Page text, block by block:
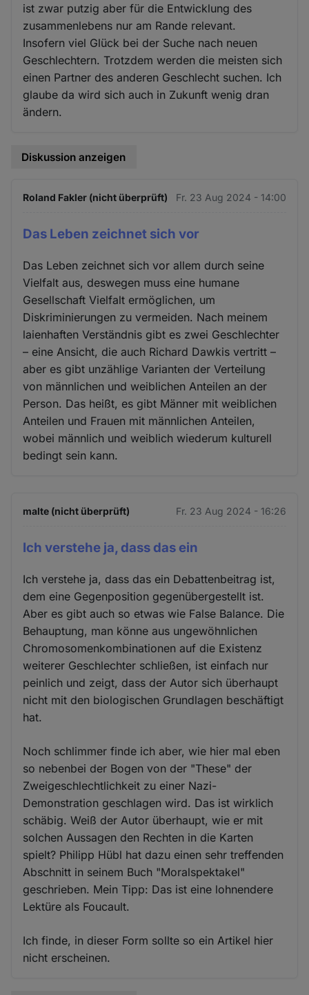
ist zwar putzig aber für die Entwicklung des
zusammenlebens nur am Rande relevant.
Insofern viel Glück bei der Suche nach neuen
Geschlechtern. Trotzdem werden die meisten sich
einen Partner des anderen Geschlecht suchen. Ich
glaube da wird sich auch in Zukunft wenig dran
ändern.
Diskussion anzeigen
Roland Fakler (nicht überprüft) Fr. 23 Aug 2024 - 14:00
Das Leben zeichnet sich vor
Das Leben zeichnet sich vor allem durch seine
Vielfalt aus, deswegen muss eine humane
Gesellschaft Vielfalt ermöglichen, um
Diskriminierungen zu vermeiden. Nach meinem
laienhaften Verständnis gibt es zwei Geschlechter
– eine Ansicht, die auch Richard Dawkis vertritt –
aber es gibt unzählige Varianten der Verteilung
von männlichen und weiblichen Anteilen an der
Person. Das heißt, es gibt Männer mit weiblichen
Anteilen und Frauen mit männlichen Anteilen,
wobei männlich und weiblich wiederum kulturell
bedingt sein kann.
malte (nicht überprüft) Fr. 23 Aug 2024 - 16:26
Ich verstehe ja, dass das ein
Ich verstehe ja, dass das ein Debattenbeitrag ist,
dem eine Gegenposition gegenübergestellt ist.
Aber es gibt auch so etwas wie False Balance. Die
Behauptung, man könne aus ungewöhnlichen
Chromosomenkombinationen auf die Existenz
weiterer Geschlechter schließen, ist einfach nur
peinlich und zeigt, dass der Autor sich überhaupt
nicht mit den biologischen Grundlagen beschäftigt
hat.
Noch schlimmer finde ich aber, wie hier mal eben
so nebenbei der Bogen von der "These" der
Zweigeschlechtlichkeit zu einer Nazi-
Demonstration geschlagen wird. Das ist wirklich
schäbig. Weiß der Autor überhaupt, wie er mit
solchen Aussagen den Rechten in die Karten
spielt? Philipp Hübl hat dazu einen sehr treffenden
Abschnitt in seinem Buch "Moralspektakel"
geschrieben. Mein Tipp: Das ist eine lohnendere
Lektüre als Foucault.
Ich finde, in dieser Form sollte so ein Artikel hier
nicht erscheinen.